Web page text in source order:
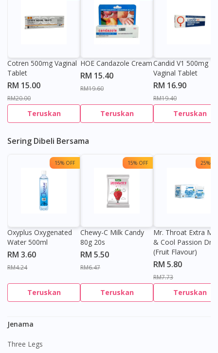
Cotren 500mg Vaginal
Tablet
RM 15.00
RM20.00
Teruskan
HOE Candazole Cream
RM 15.40
RM19.60
Teruskan
Candid V1 500mg
Vaginal Tablet
RM 16.90
RM19.40
Teruskan
Sering Dibeli Bersama
15% OFF
Oxyplus Oxygenated
Water 500ml
RM 3.60
RM4.24
Teruskan
15% OFF
Chewy-C Milk Candy
80g 20s
RM 5.50
RM6.47
Teruskan
25%
Mr. Throat Extra
& Cool Passion
(Fruit Flavour)
RM 5.80
RM7.73
Teruskan
Jenama
Three Legs